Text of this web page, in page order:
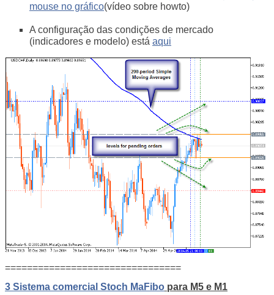
mouse no gráfico(vídeo sobre howto)
A configuração das condições de mercado
(indicadores e modelo) está aqui
================================
3 Sistema comercial Stoch MaFibo para M5 e M1